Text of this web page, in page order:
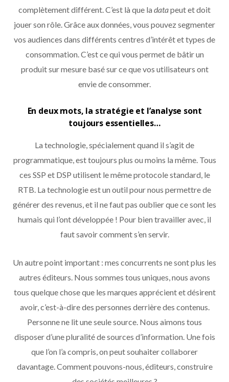
complètement différent. C’est là que la datapeut et doit
jouer son rôle. Grâce aux données, vous pouvez segmenter
vos audiences dans différents centres d’intérêt et types de
consommation. C’est ce qui vous permet de bâtir un
produit sur mesure basé sur ce que vos utilisateurs ont
envie de consommer.
En deux mots, la stratégie et l’analyse sont
toujours essentielles…
La technologie, spécialement quand il s’agit de
programmatique, est toujours plus ou moins la même. Tous
ces SSP et DSP utilisent le même protocole standard, le
RTB. La technologie est un outil pour nous permettre de
générer des revenus, et il ne faut pas oublier que ce sont les
humais qui l’ont développée ! Pour bien travailler avec, il
faut savoir comment s’en servir.
Un autre point important : mes concurrents ne sont plus les
autres éditeurs. Nous sommes tous uniques, nous avons
tous quelque chose que les marques apprécient et désirent
avoir, c’est-à-dire des personnes derrière des contenus.
Personne ne lit une seule source. Nous aimons tous
disposer d’une pluralité de sources d’information. Une fois
que l’on l’a compris, on peut souhaiter collaborer
davantage. Comment pouvons-nous, éditeurs, construire